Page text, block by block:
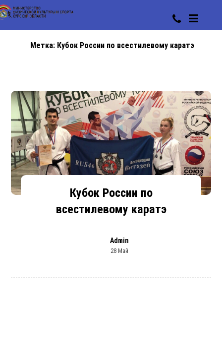
Метка: Кубок России по всестилевому каратэ
Кубок России по
всестилевому каратэ
Admin
28 Май